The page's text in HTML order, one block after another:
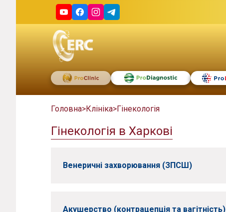
Головна> Клініка> Гінекологія
Гінекологія в Харкові
Венеричні захворювання (ЗПСШ)
Акушерство (контрацепція та вагітність)